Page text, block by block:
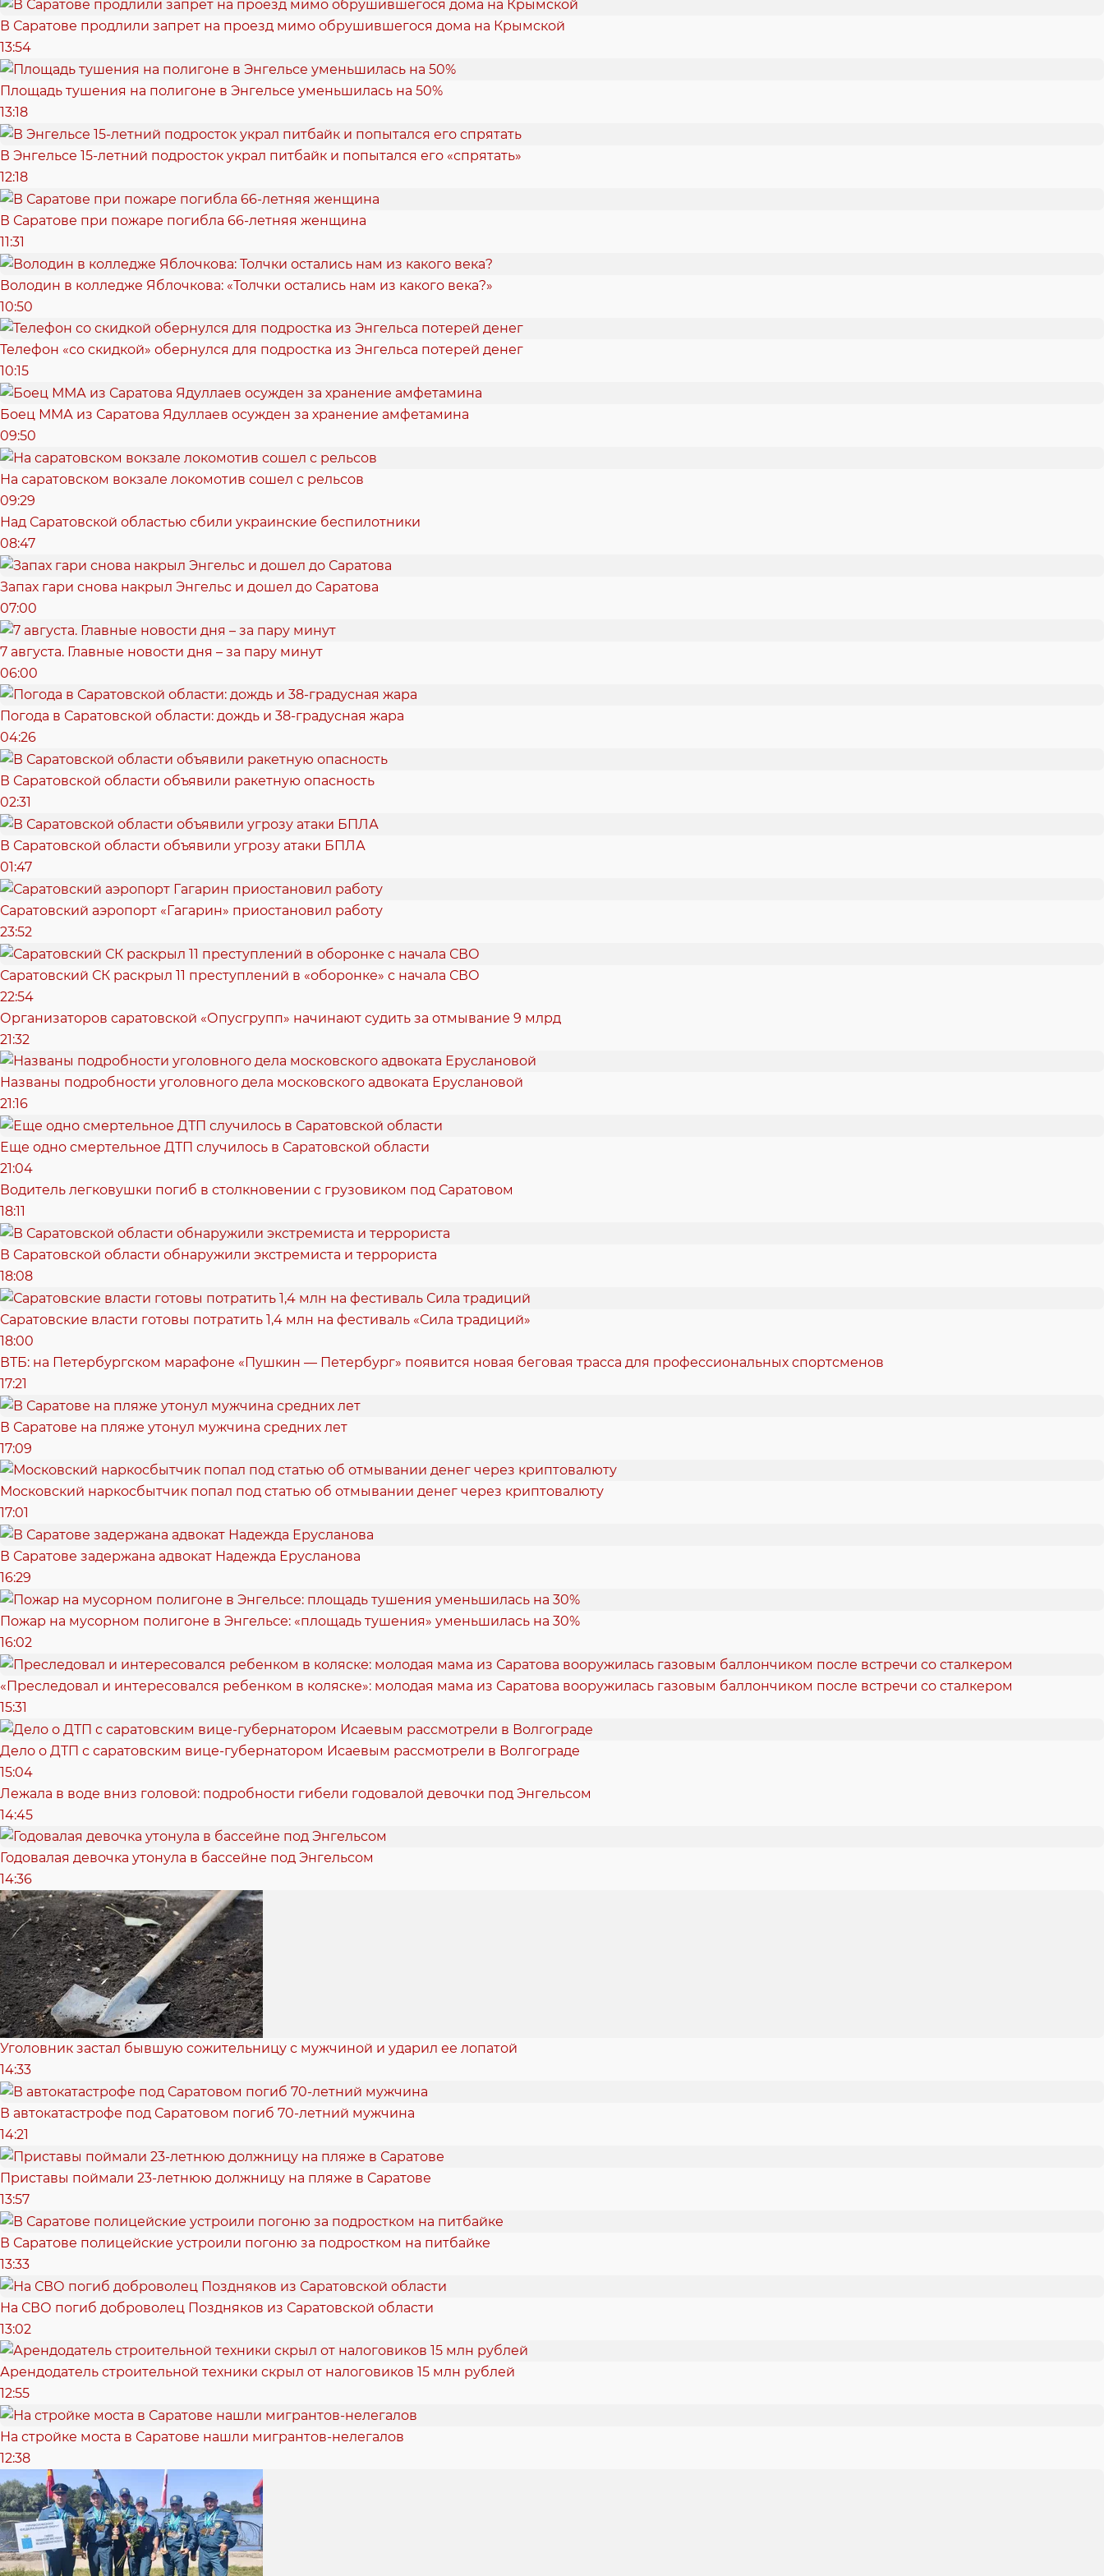
В Саратове продлили запрет на проезд мимо обрушившегося дома на Крымской
13:54
Площадь тушения на полигоне в Энгельсе уменьшилась на 50%
13:18
В Энгельсе 15-летний подросток украл питбайк и попытался его «спрятать»
12:18
В Саратове при пожаре погибла 66-летняя женщина
11:31
Володин в колледже Яблочкова: «Толчки остались нам из какого века?»
10:50
Телефон «со скидкой» обернулся для подростка из Энгельса потерей денег
10:15
Боец ММА из Саратова Ядуллаев осужден за хранение амфетамина
09:50
На саратовском вокзале локомотив сошел с рельсов
09:29
Над Саратовской областью сбили украинские беспилотники
08:47
Запах гари снова накрыл Энгельс и дошел до Саратова
07:00
7 августа. Главные новости дня – за пару минут
06:00
Погода в Саратовской области: дождь и 38-градусная жара
04:26
В Саратовской области объявили ракетную опасность
02:31
В Саратовской области объявили угрозу атаки БПЛА
01:47
Саратовский аэропорт «Гагарин» приостановил работу
23:52
Саратовский СК раскрыл 11 преступлений в «оборонке» с начала СВО
22:54
Организаторов саратовской «Опусгрупп» начинают судить за отмывание 9 млрд
21:32
Названы подробности уголовного дела московского адвоката Еруслановой
21:16
Еще одно смертельное ДТП случилось в Саратовской области
21:04
Водитель легковушки погиб в столкновении с грузовиком под Саратовом
18:11
В Саратовской области обнаружили экстремиста и террориста
18:08
Саратовские власти готовы потратить 1,4 млн на фестиваль «Сила традиций»
18:00
ВТБ: на Петербургском марафоне «Пушкин — Петербург» появится новая беговая трасса для профессиональных спортсменов
17:21
В Саратове на пляже утонул мужчина средних лет
17:09
Московский наркосбытчик попал под статью об отмывании денег через криптовалюту
17:01
В Саратове задержана адвокат Надежда Ерусланова
16:29
Пожар на мусорном полигоне в Энгельсе: «площадь тушения» уменьшилась на 30%
16:02
«Преследовал и интересовался ребенком в коляске»: молодая мама из Саратова вооружилась газовым баллончиком после встречи со сталкером
15:31
Дело о ДТП с саратовским вице-губернатором Исаевым рассмотрели в Волгограде
15:04
Лежала в воде вниз головой: подробности гибели годовалой девочки под Энгельсом
14:45
Годовалая девочка утонула в бассейне под Энгельсом
14:36
Уголовник застал бывшую сожительницу с мужчиной и ударил ее лопатой
14:33
В автокатастрофе под Саратовом погиб 70-летний мужчина
14:21
Приставы поймали 23-летнюю должницу на пляже в Саратове
13:57
В Саратове полицейские устроили погоню за подростком на питбайке
13:33
На СВО погиб доброволец Поздняков из Саратовской области
13:02
Арендодатель строительной техники скрыл от налоговиков 15 млн рублей
12:55
На стройке моста в Саратове нашли мигрантов-нелегалов
12:38